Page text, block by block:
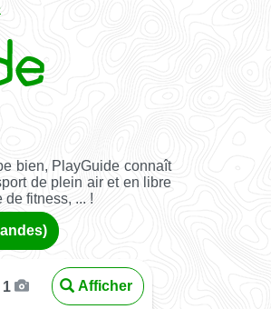
bien, PlayGuide connaît
de plein air et en libre
fitness, ... !
1 Afficher